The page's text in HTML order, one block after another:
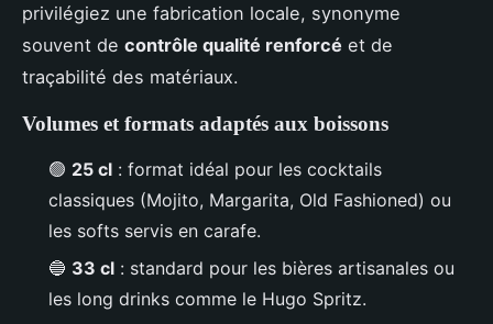
privilégiez une fabrication locale, synonyme
souvent de contrôle qualité renforcé et de
traçabilité des matériaux.
Volumes et formats adaptés aux boissons
🟢 25 cl : format idéal pour les cocktails
classiques (Mojito, Margarita, Old Fashioned) ou
les softs servis en carafe.
🔵 33 cl : standard pour les bières artisanales ou
les long drinks comme le Hugo Spritz.